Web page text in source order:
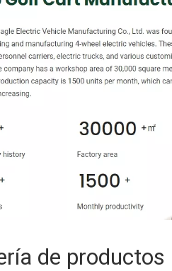
de productos